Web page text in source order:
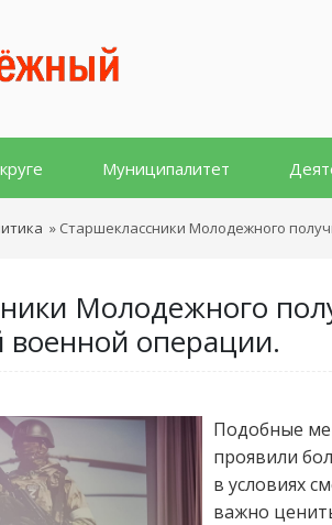
Муниципалитет
» Старшеклассники Молодежного
Молодежного
военной операции.
Подобные
проявили
в условиях
важно